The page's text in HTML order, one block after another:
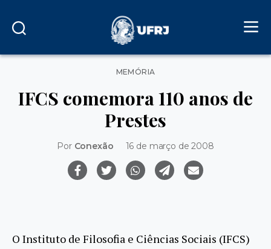
Categorias
MEMÓRIA
IFCS comemora 110 anos de
Prestes
Por Conexão 16 de março de 2008
O Instituto de Filosofia e Ciências Sociais (IFCS)